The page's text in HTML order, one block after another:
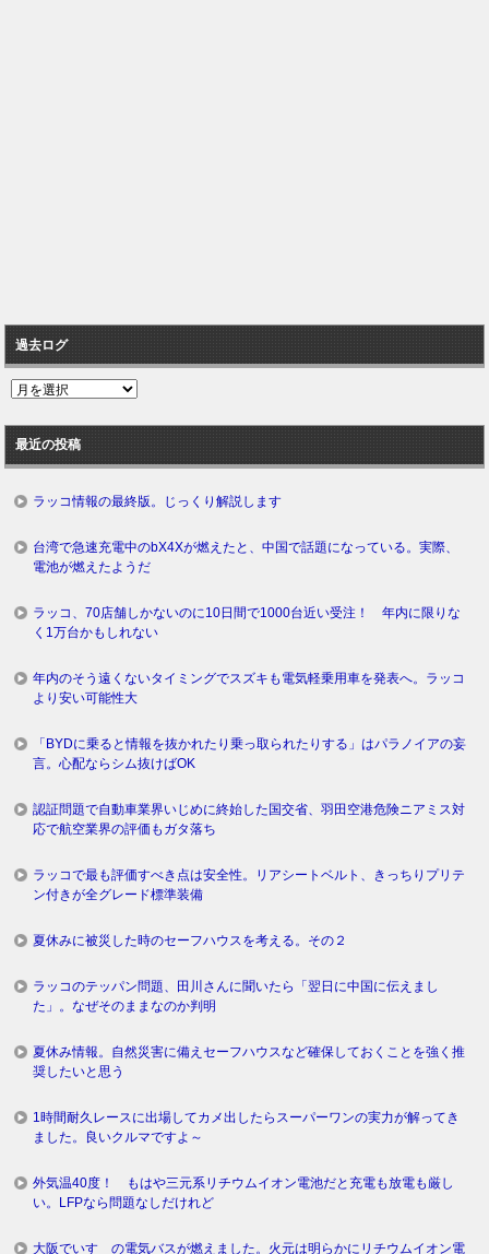
過去ログ
過
ロ
グ
最近の投稿
ラッコ情報の最終版。じっくり解説します
台湾で急速充電中のbX4Xが燃えたと、中国で話題になっている。実際、
電池が燃えたようだ
ラッコ、70店舗しかないのに10日間で1000台近い受注！ 年内に限りな
く1万台かもしれない
年内のそう遠くないタイミングでスズキも電気軽乗用車を発表へ。ラッコ
より安い可能性大
「BYDに乗ると情報を抜かれたり乗っ取られたりする」はパラノイアの妄
言。心配ならシム抜けばOK
認証問題で自動車業界いじめに終始した国交省、羽田空港危険ニアミス対
応で航空業界の評価もガタ落ち
ラッコで最も評価すべき点は安全性。リアシートベルト、きっちりプリテ
ン付きが全グレード標準装備
夏休みに被災した時のセーフハウスを考える。その２
ラッコのテッパン問題、田川さんに聞いたら「翌日に中国に伝えまし
た」。なぜそのままなのか判明
夏休み情報。自然災害に備えセーフハウスなど確保しておくことを強く推
奨したいと思う
1時間耐久レースに出場してカメ出したらスーパーワンの実力が解ってき
ました。良いクルマですよ～
外気温40度！ もはや三元系リチウムイオン電池だと充電も放電も厳し
い。LFPなら問題なしだけれど
大阪でいすゞの電気バスが燃えました。火元は明らかにリチウムイオン電